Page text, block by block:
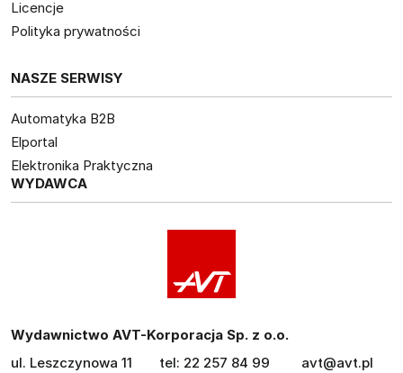
Licencje
Polityka prywatności
NASZE SERWISY
Automatyka B2B
Elportal
Elektronika Praktyczna
WYDAWCA
Wydawnictwo AVT-Korporacja Sp. z o.o.
ul. Leszczynowa 11
tel: 22 257 84 99
avt@avt.pl